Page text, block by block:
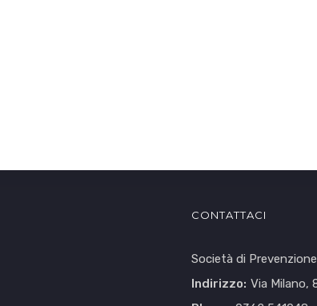
CONTATTACI
Società di Prevenzione
Indirizzo: Via Milano,